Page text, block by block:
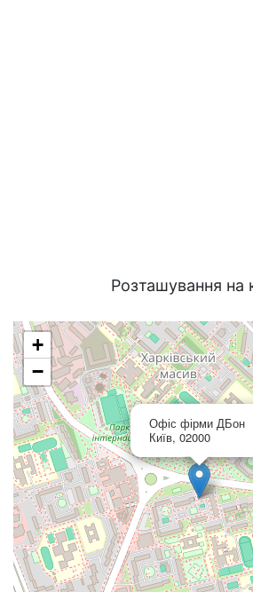
Розташування на
Офіс фірми ДБон
Київ, 02000
+
−